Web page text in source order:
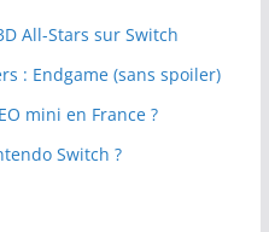
All-Stars sur Switch
: Endgame (sans spoiler)
mini en France ?
Switch ?